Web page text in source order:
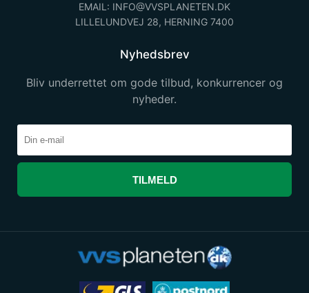
EMAIL: INFO@VVSPLANETEN.DK
LILLELUNDVEJ 28, HERNING 7400
Nyhedsbrev
Bliv underrettet om gode tilbud, konkurrencer og
nyheder.
TILMELD